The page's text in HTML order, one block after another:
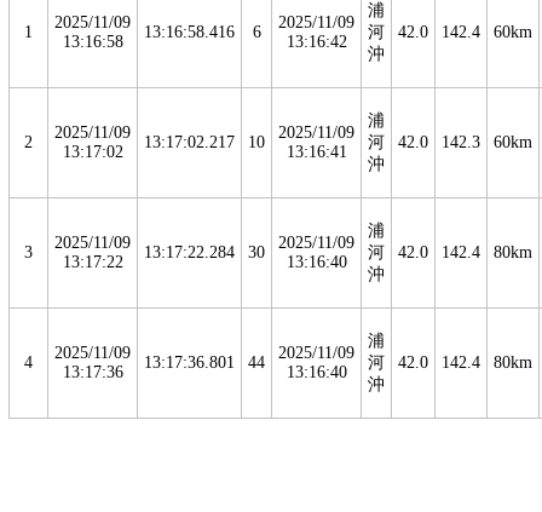
1
2025/11/09
13:16:58
13:16:58.416 6
2025/11/09
13:16:42
浦
河
沖
42.0 142.4 60km
2
2025/11/09
13:17:02
13:17:02.217 10
2025/11/09
13:16:41
浦
河
沖
42.0 142.3 60km
3
2025/11/09
13:17:22
13:17:22.284 30
2025/11/09
13:16:40
浦
河
沖
42.0 142.4 80km
4
2025/11/09
13:17:36
13:17:36.801 44
2025/11/09
13:16:40
浦
河
沖
42.0 142.4 80km